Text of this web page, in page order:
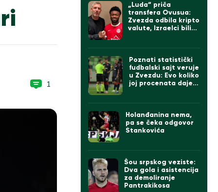
1
„Luda“ priča
transfera Ovusua:
Zvezda odbila kripto
valute, Izraelci bili
Poznati statistički
fudbalski sajt veruje
u Zvezdu: Evo koliko
joj procenata daje
Holanđanina nema,
pa se čeka odgovor
Stankovića
Šou srpskog veziste:
Dva gola i asistencija
za demoliranje
Pantrakikosa